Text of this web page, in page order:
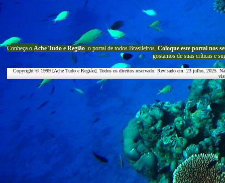
Conheça o Ache Tudo e Região o portal de todos Brasileiros. Coloque este portal nos
gostamos de suas críticas e
Copyright © 1999 [Ache Tudo e Região]. Todos os direitos reservado. Revisado em: 23 julho, 2025 .